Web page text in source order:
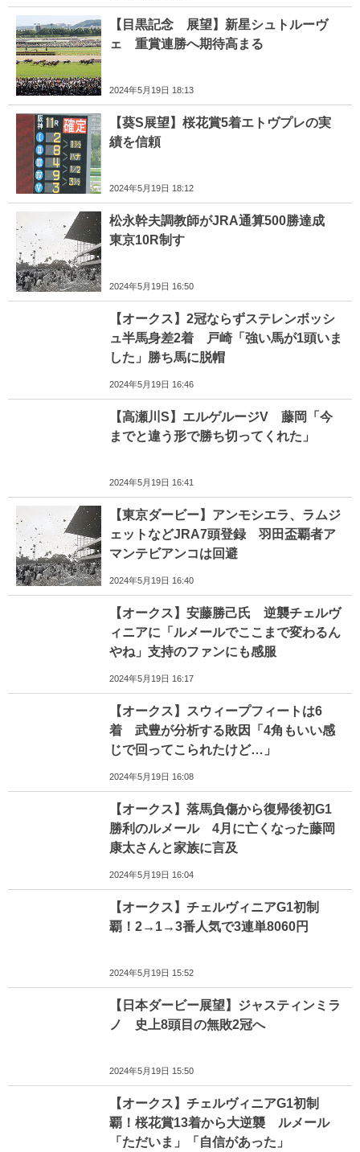
【目黒記念 展望】新星シュトルーヴ
ェ 重賞連勝へ期待高まる
2024年5月19日 18:13
【葵S展望】桜花賞5着エトヴプレの実
績を信頼
2024年5月19日 18:12
松永幹夫調教師がJRA通算500勝達成
東京10R制す
2024年5月19日 16:50
【オークス】2冠ならずステレンボッシ
ュ半馬身差2着 戸崎「強い馬が1頭いま
した」勝ち馬に脱帽
2024年5月19日 16:46
【高瀬川S】エルゲルージV 藤岡「今
までと違う形で勝ち切ってくれた」
2024年5月19日 16:41
【東京ダービー】アンモシエラ、ラムジ
ェットなどJRA7頭登録 羽田盃覇者ア
マンテビアンコは回避
2024年5月19日 16:40
【オークス】安藤勝己氏 逆襲チェルヴ
ィニアに「ルメールでここまで変わるん
やね」支持のファンにも感服
2024年5月19日 16:17
【オークス】スウィープフィートは6
着 武豊が分析する敗因「4角もいい感
じで回ってこられたけど…」
2024年5月19日 16:08
【オークス】落馬負傷から復帰後初G1
勝利のルメール 4月に亡くなった藤岡
康太さんと家族に言及
2024年5月19日 16:04
【オークス】チェルヴィニアG1初制
覇！2→1→3番人気で3連単8060円
2024年5月19日 15:52
【日本ダービー展望】ジャスティンミラ
ノ 史上8頭目の無敗2冠へ
2024年5月19日 15:50
【オークス】チェルヴィニアG1初制
覇！桜花賞13着から大逆襲 ルメール
「ただいま」「自信があった」